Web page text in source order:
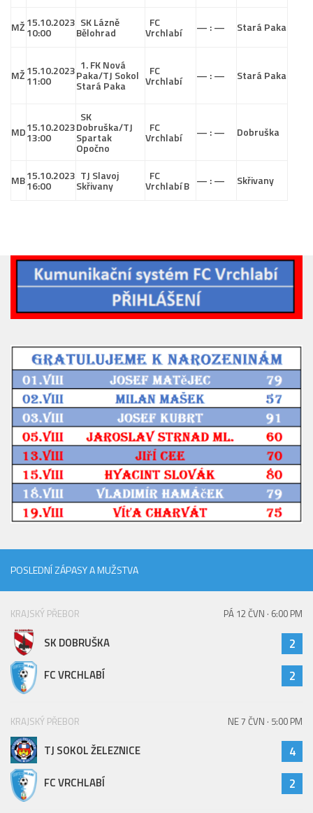
MŽ15.10.2023
10:00
SK Lázně
Bělohrad
FC
Vrchlabí — : — Stará Paka
MŽ15.10.2023
11:00
1. FK Nová
Paka/TJ Sokol
Stará Paka
FC
Vrchlabí — : — Stará Paka
MD15.10.2023
13:00
SK
Dobruška/TJ
Spartak
Opočno
FC
Vrchlabí — : — Dobruška
MB15.10.2023
16:00
TJ Slavoj
Skřivany
FC
Vrchlabí B — : — Skřivany
POSLEDNÍ ZÁPASY A MUŽSTVA
KRAJSKÝ PŘEBOR PÁ 12 ČVN · 6:00 PM
SK DOBRUŠKA 2
FC VRCHLABÍ 2
KRAJSKÝ PŘEBOR NE 7 ČVN · 5:00 PM
TJ SOKOL ŽELEZNICE 4
FC VRCHLABÍ 2